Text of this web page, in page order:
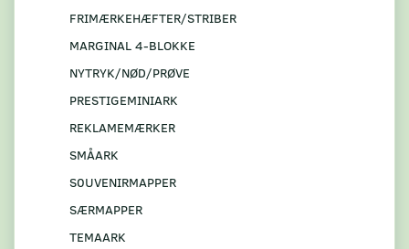
FRIMÆRKEHÆFTER/STRIBER
MARGINAL 4-BLOKKE
NYTRYK/NØD/PRØVE
PRESTIGEMINIARK
REKLAMEMÆRKER
SMÅARK
S0UVENIRMAPPER
SÆRMAPPER
TEMAARK